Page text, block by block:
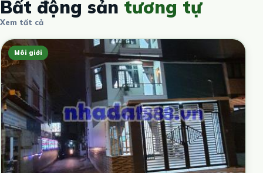
Bất động sản tương tự
Xem tất cả
Môi giới